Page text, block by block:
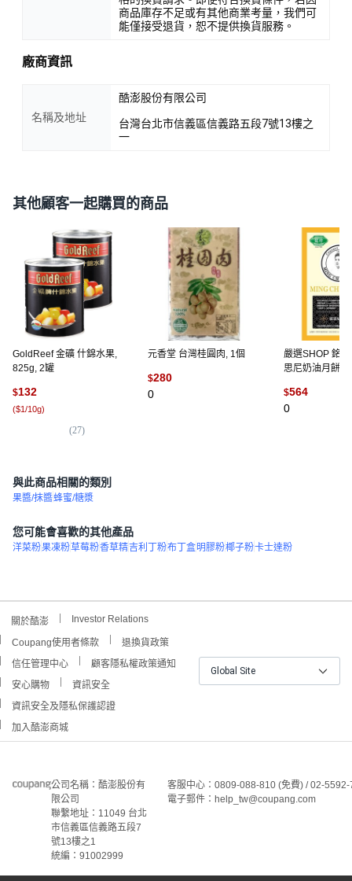
商品庫存不足或有其他商業考量，我們可
能僅接受退貨，恕不提供換貨服務。
廠商資訊
名稱及地址
酷澎股份有限公司
台灣台北市信義區信義路五段7號13樓之
一
其他顧客一起購買的商品
GoldReef 金礦 什錦水果,
825g, 2罐
$132
($1/10g)
(27)
元香堂 台灣桂圓肉, 1個
$280
0
嚴選SHOP 銘
思尼奶油月餅餡
呂昇達-依思尼
1公斤
$564
0
與此商品相關的類別
果醬/抹醬蜂蜜/糖漿
您可能會喜歡的其他產品
洋菜粉果凍粉草莓粉香草精吉利丁粉布丁盒明膠粉椰子粉卡士達粉
關於酷澎 Investor Relations
Coupang使用者條款
退換貨政策
信任管理中心
顧客隱私權政策通知
安心購物
資訊安全
資訊安全及隱私保護認證
加入酷澎商城
Global Site
公司名稱：酷澎股份有
限公司
聯繫地址：11049 台北
市信義區信義路五段7
號13樓之1
統編：91002999
客服中心：0809-088-810 (免費) / 02-
電子郵件：help_tw@coupang.com